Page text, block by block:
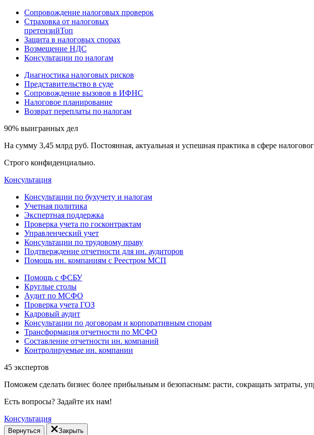
Сопровождение налоговых проверок
Страховка от налоговых
претензийТоп
Защита в налоговых спорах
Возмещение НДС
Консультации по налогам
Диагностика налоговых рисков
Представительство в суде
Сопровождение вызовов в ИФНС
Налоговое планирование
Возврат переплаты по налогам
90% выигранных дел
На сумму 3,45 млрд руб. Постоянная, актуальная и успешная практика в сфере
Строго конфиденциально.
Консультация
Консультации по бухучету и налогам
Учетная политика
Экспертная поддержка
Проверка учета по госконтрактам
Управленческий учет
Консультации по трудовому праву
Подтверждение отчетности для ин. аудиторов
Помощь ин. компаниям с Реестром МСП
Помощь с ФСБУ
Круглые столы
Аудит по МСФО
Проверка учета ГОЗ
Кадровый аудит
Консультации по договорам и корпоративным спорам
Трансформация отчетности по МСФО
Составление отчетности ин. компаний
Контролируемые ин. компании
45 экспертов
Поможем сделать бизнес более прибыльным и безопасным: расти, cокращать затраты,
Есть вопросы? Задайте их нам!
Консультация
Вернуться
Закрыть